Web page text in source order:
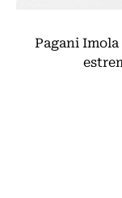
Pagani